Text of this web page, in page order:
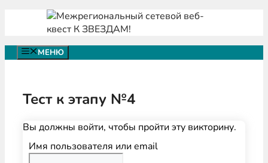
МЕНЮ
Тест к этапу №4
Вы должны войти, чтобы пройти эту викторину.
Имя пользователя или email